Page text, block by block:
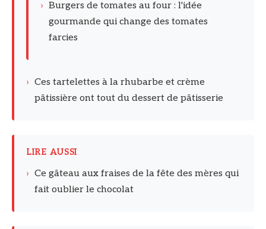
› Burgers de tomates au four : l'idée
gourmande qui change des tomates
farcies
› Ces tartelettes à la rhubarbe et crème
pâtissière ont tout du dessert de pâtisserie
LIRE AUSSI
› Ce gâteau aux fraises de la fête des mères qui
fait oublier le chocolat